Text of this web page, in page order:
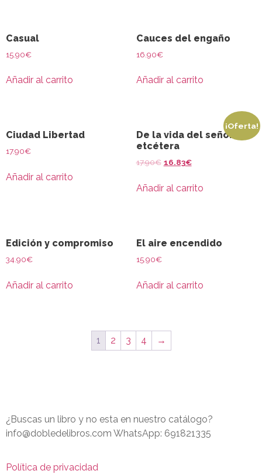
Casual
15.90€
Añadir al carrito
Cauces del engaño
16.90€
Añadir al carrito
Ciudad Libertad
17.90€
Añadir al carrito
¡Oferta!
De la vida del señor
etcétera
17.90€ 16.83€
Añadir al carrito
Edición y compromiso
34.90€
Añadir al carrito
El aire encendido
15.90€
Añadir al carrito
1 2 3 4 →
¿Buscas un libro y no esta en nuestro catálogo?
info@dobledelibros.com WhatsApp: 691821335
Política de privacidad